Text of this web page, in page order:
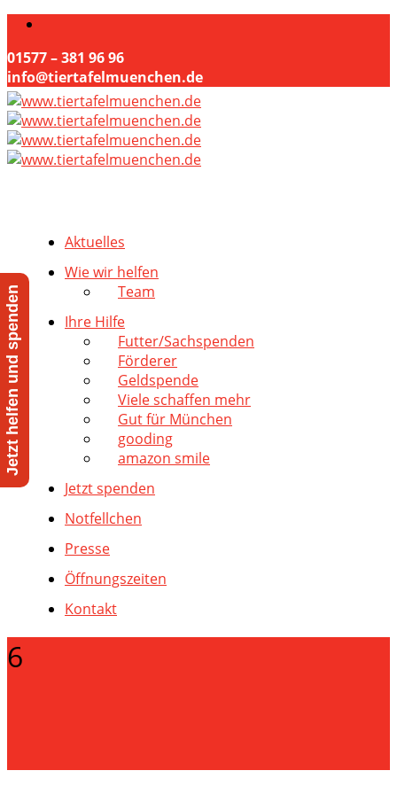
01577 – 381 96 96
info@tiertafelmuenchen.de
Aktuelles
Wie wir helfen
Team
Ihre Hilfe
Futter/Sachspenden
Förderer
Geldspende
Viele schaffen mehr
Gut für München
gooding
amazon smile
Jetzt spenden
Notfellchen
Presse
Öffnungszeiten
Kontakt
6
Jetzt helfen und spenden